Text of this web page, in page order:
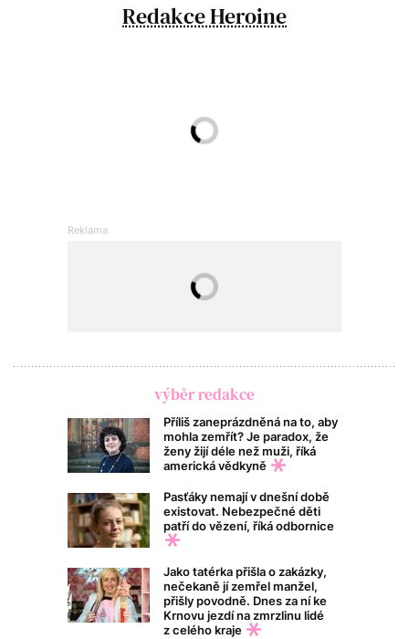
Redakce Heroine
výběr redakce
Příliš zaneprázdněná na to, aby
mohla zemřít? Je paradox, že
ženy žijí déle než muži, říká
americká vědkyně
Pasťáky nemají v dnešní době
existovat. Nebezpečné děti
patří do vězení, říká odbornice
Jako tatérka přišla o zakázky,
nečekaně jí zemřel manžel,
přišly povodně. Dnes za ní ke
Krnovu jezdí na zmrzlinu lidé
z celého kraje